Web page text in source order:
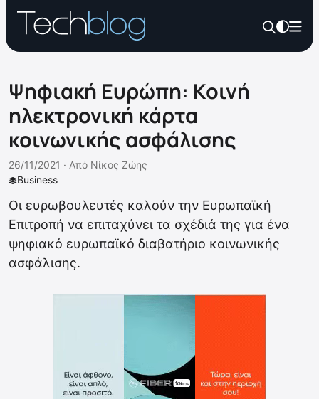
Ψηφιακή Ευρώπη: Κοινή
ηλεκτρονική κάρτα
κοινωνικής ασφάλισης
Business
26/11/2021 · Από Νίκος Ζώης
Οι ευρωβουλευτές καλούν την Ευρωπαϊκή
Επιτροπή να επιταχύνει τα σχέδιά της για ένα
ψηφιακό ευρωπαϊκό διαβατήριο κοινωνικής
ασφάλισης.